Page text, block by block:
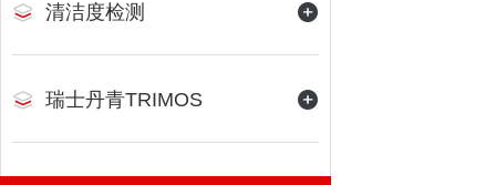
清洁度检测
瑞士丹青TRIMOS